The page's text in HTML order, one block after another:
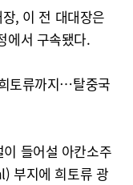
, 이 전 대대장은
에서 구속됐다.
토류까지…탈중국
들어설 아칸소주
부지에 희토류 광